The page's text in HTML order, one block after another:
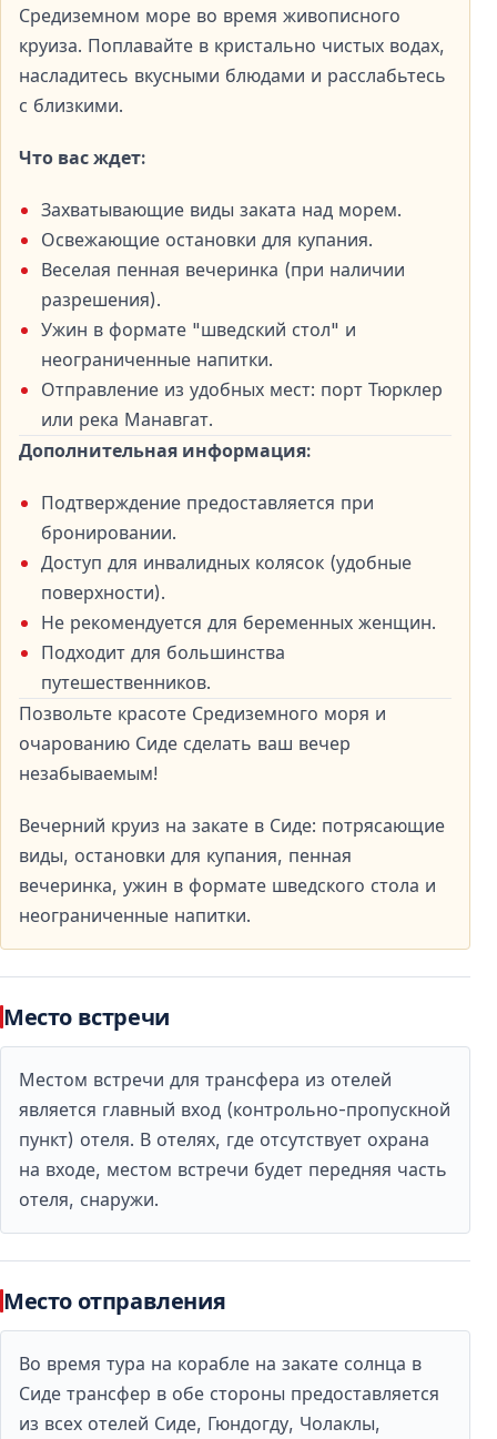
В течение всего тура доступны неограниченные
напитки: пиво, вино и безалкогольные напитки. Всё
включено в стоимость тура без дополнительных
расходов.
Программа тура и организационная
Вечерний круиз на закате в Сиде проходит по
чёткому расписанию, обеспечивая комфорт и
удобство для гостей.
Расписание тура
Забор из отелей в Сиде:16:00 – 16:40
Отправление судна:18:00
Окончание круиза:22:00
Трансфер из отелей и обратно включён в стоимость
тура.
Почему стоит выбрать вечерний круиз на
закате в Сиде
Этот тур гармонично сочетает спокойную
атмосферу заката и развлекательную программу.
Он отлично подходит для семей с детьми, пар и
Основные преимущества
Впечатляющий закат над Средиземным морем
Семейная атмосфера и профессиональная
анимация
Пенная вечеринка на борту
Ужин «шведский стол»
Неограниченные напитки
Трансфер из отелей Сиде
Часто задаваемые вопросы (FAQ)
Подходит ли круиз для детей?
пенная вечеринка проводится в безопасных
условиях.
Действительно ли напитки
неограниченные?
Средиземном море во время живописного
круиза. Поплавайте в кристально чистых водах,
насладитесь вкусными блюдами и расслабьтесь
с близкими.
Что вас ждет:
Захватывающие виды заката над морем.
Освежающие остановки для купания.
Веселая пенная вечеринка (при наличии
разрешения).
Ужин в формате "шведский стол" и
неограниченные напитки.
Отправление из удобных мест: порт Тюрклер
или река Манавгат.
Дополнительная информация:
Подтверждение предоставляется при
бронировании.
Доступ для инвалидных колясок (удобные
поверхности).
Не рекомендуется для беременных женщин.
Подходит для большинства
путешественников.
Позвольте красоте Средиземного моря и
очарованию Сиде сделать ваш вечер
незабываемым!
Вечерний круиз на закате в Сиде: потрясающие
виды, остановки для купания, пенная
вечеринка, ужин в формате шведского стола и
неограниченные напитки.
Место встречи
Местом встречи для трансфера из отелей
является главный вход (контрольно-пропускной
пункт) отеля. В отелях, где отсутствует охрана
на входе, местом встречи будет передняя часть
отеля, снаружи.
Место отправления
Во время тура на корабле на закате солнца в
Сиде трансфер в обе стороны предоставляется
из всех отелей Сиде, Гюндогду, Чолаклы,